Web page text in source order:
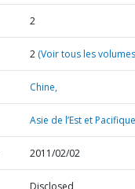
2
2 (Voir tous les
Chine,
Asie de l’Est et
2011/02/02
Disclosed